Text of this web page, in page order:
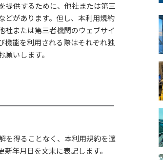
提供するために、他社または第三
どがあります。但し、本利用規約
社または第三者機関のウェブサイ
機能を利用される際はそれぞれ独
いします。
を得ることなく、本利用規約を適
年月日を文末に表記します。